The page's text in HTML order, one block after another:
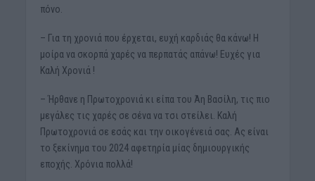
πόνο.
– Για τη χρονιά που έρχεται, ευχή καρδιάς θα κάνω! Η
μοίρα να σκορπά χαρές να περπατάς απάνω! Ευχές για
Καλή Χρονιά !
– Ήρθανε η Πρωτοχρονιά κι είπα του Άη Βασίλη, τις πιο
μεγάλες τις χαρές σε σένα να τσι στείλει. Καλή
Πρωτοχρονιά σε εσάς και την οικογένειά σας. Ας είναι
το ξεκίνημα του 2024 αφετηρία μίας δημιουργικής
εποχής. Χρόνια πολλά!